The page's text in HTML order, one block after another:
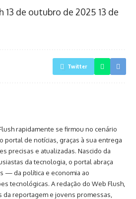
13 de outubro de 2025 13 de
Twitter
rapidamente se firmou no cenário
portal de notícias, graças à sua entrega
precisas e atualizadas. Nascido da
da tecnologia, o portal abraça
— da política e economia ao
tecnológicas. A redação do Web Flush,
reportagem e jovens promessas,